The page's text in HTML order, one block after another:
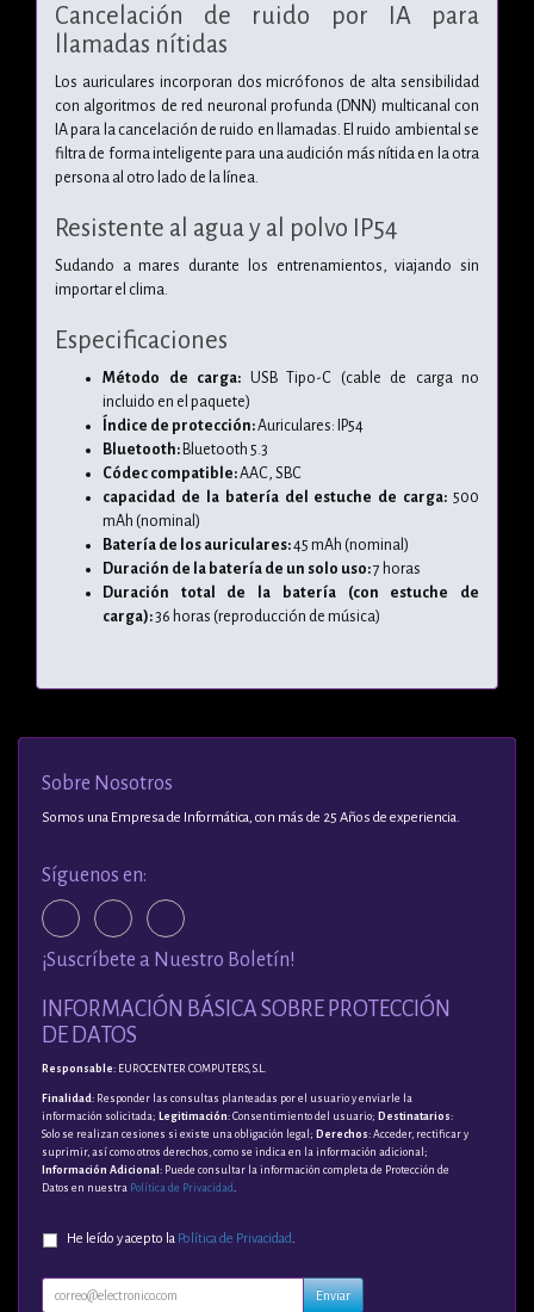
Cancelación de ruido por IA para
llamadas nítidas
Los auriculares incorporan dos micrófonos de alta sensibilidad
con algoritmos de red neuronal profunda (DNN) multicanal con
IA para la cancelación de ruido en llamadas. El ruido ambiental se
filtra de forma inteligente para una audición más nítida en la otra
persona al otro lado de la línea.
Resistente al agua y al polvo IP54
Sudando a mares durante los entrenamientos,viajando sin
importar el clima.
Especificaciones
Método de carga: USB Tipo-C (cable de carga no
incluido en el paquete)
Índice de protección:Auriculares: IP54
Bluetooth: Bluetooth 5.3
Códec compatible:AAC, SBC
capacidad de la batería del estuche de carga: 500
mAh (nominal)
Batería de los auriculares:45 mAh (nominal)
Duración de la batería de un solo uso:7 horas
Duración total de la batería
(con estuche de
carga):36 horas (reproducción de música)
Sobre Nosotros
Somos una Empresa de Informática, con más de 25 Años de experiencia.
Síguenos en:
¡Suscríbete a Nuestro Boletín!
INFORMACIÓN BÁSICA SOBRE PROTECCIÓN
DE DATOS
Responsable: EUROCENTER COMPUTERS, S.L.
Finalidad : Responder las consultas planteadas por el usuario y enviarle la
información solicitada; Legitimación: Consentimiento del usuario; Destinatarios:
Solo se realizan cesiones si existe una obligación legal; Derechos: Acceder, rectificar y
suprimir, así como otros derechos, como se indica en la información adicional;
Información Adicional : Puede consultar la información completa de Protección de
Datos en nuestra Política de Privacidad
He leído y acepto la Política de Privacidad.
Enviar